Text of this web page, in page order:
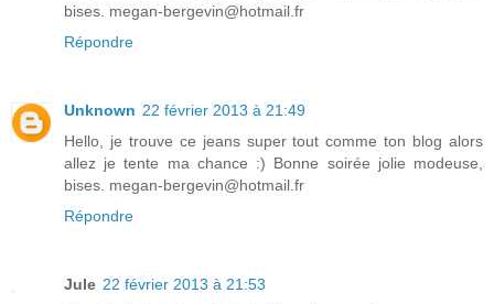
bises. megan-bergevin@hotmail.fr
Répondre
Unknown 22 février 2013 à 21:49
Hello, je trouve ce jeans super tout comme ton blog alors
allez je tente ma chance :) Bonne soirée jolie modeuse,
bises. megan-bergevin@hotmail.fr
Répondre
Jule 22 février 2013 à 21:53